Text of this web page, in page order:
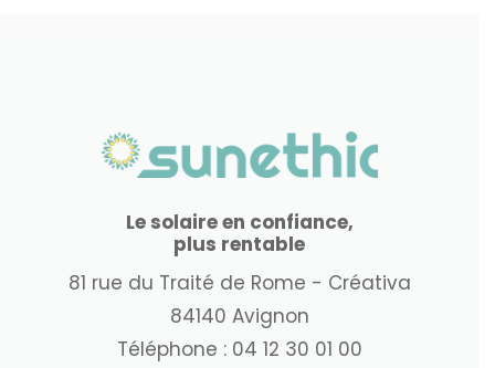
Le solaire en confiance,
plus rentable
81 rue du Traité de Rome - Créativa
84140 Avignon
Téléphone : 04 12 30 01 00